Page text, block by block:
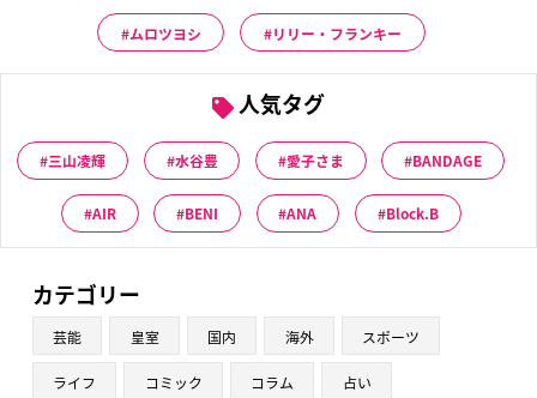
ムロツヨシ リリー・フランキー
人気タグ
三山凌輝 水谷豊 愛子さま BANDAGE
AIR BENI ANA Block.B
カテゴリー
芸能 皇室 国内 海外 スポーツ
ライフ コミック コラム 占い